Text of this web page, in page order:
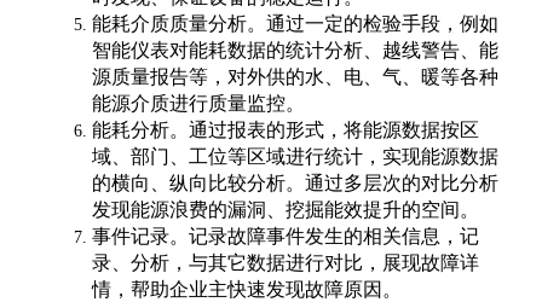
能耗介质质量分析。通过一定的检验手段，例如
智能仪表对能耗数据的统计分析、越线警告、能
源质量报告等，对外供的水、电、气、暖等各种
能源介质进行质量监控。
能耗分析。通过报表的形式，将能源数据按区
域、部门、工位等区域进行统计，实现能源数据
的横向、纵向比较分析。通过多层次的对比分析
发现能源浪费的漏洞、挖掘能效提升的空间。
事件记录。记录故障事件发生的相关信息，记
录、分析，与其它数据进行对比，展现故障详
情，帮助企业主快速发现故障原因。